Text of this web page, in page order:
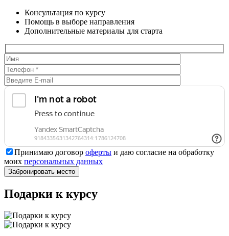
Консультация по курсу
Помощь в выборе направления
Дополнительные материалы для старта
Принимаю договор оферты и даю согласие на обработку
моих персональных данных
Подарки к курсу